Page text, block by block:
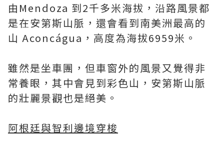
由Mendoza 到2千多米海拔，沿路風景都
是在安第斯山脈，還會看到南美洲最高的
山 Aconcágua，高度為海拔6959米。
雖然是坐車團，但車窗外的風景又覺得非
常養眼，其中會見到彩色山，安第斯山脈
的壯麗景觀也是絕美。
阿根廷與智利邊境穿梭